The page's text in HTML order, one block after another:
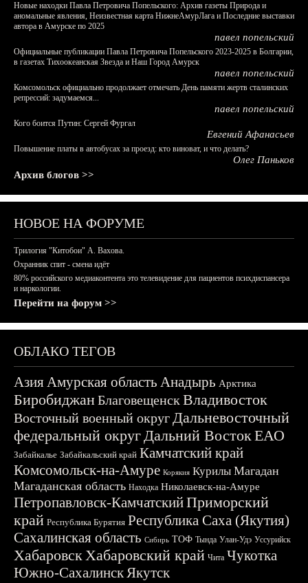
Новые находки Павла Петровича Попельского: Архив газеты Природа и
аномальные явления, Неизвестная карта НижнеАмурЛага и Последние выставки
автора в Амурске по 2025
павел попельский
Официальные публикации Павла Петровича Попельского 2023-2025 в Болгарии,
в газетах Тихоокеанская Звезда и Наш Город Амурск
павел попельский
Комсомольск официально продолжает отмечать День памяти жертв сталинских
репрессий: задумаемся...
павел попельский
Кого боится Путин: Сергей Фургал
Евгений Афанасьев
Повышение платы в автобусах за проезд: кто виноват, и что делать?
Олег Паньков
Архив блогов >>
НОВОЕ НА ФОРУМЕ
Трилогия "Китобои" А. Вахова.
Охранник спит - смена идёт
80% российского медиаконтента это телевидение для пациентов психдиспансера
и наркологии.
Перейти на форум >>
ОБЛАКО ТЕГОВ
АзияАмурская область Анадырь Арктика
БиробиджанБлаговещенскВладивосток
Восточный военный округДальневосточный
федеральный округДальний ВостокЕАО
Забайкалье Забайкальский край Камчатский край
Комсомольск-на-Амуре Корякия Курилы Магадан
Магаданская область Находка Николаевск-на-Амуре
Петропавловск-КамчатскийПриморский
край Республика Бурятия Республика Саха (Якутия)
Сахалинская область Сибирь ТОФ Тында Улан-Удэ Уссурийск
ХабаровскХабаровский край Чита Чукотка
Южно-СахалинскЯкутск